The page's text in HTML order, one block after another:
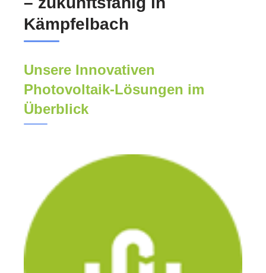
Kämpfelbach
Unsere Innovativen
Photovoltaik-Lösungen im
Überblick